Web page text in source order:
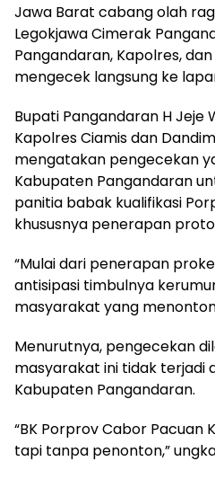
Jawa Barat cabang olah
Legokjawa Cimerak
Pangandaran, Kapolres,
mengecek langsung ke
Bupati Pangandaran H Jeje
Kapolres Ciamis dan
mengatakan pengecekan
Kabupaten Pangandaran
panitia babak kualifikasi
khususnya penerapan
“Mulai dari penerapan
antisipasi timbulnya
masyarakat yang
Menurutnya, pengecekan
masyarakat ini tidak terjadi
Kabupaten Pangandaran.
“BK Porprov Cabor Pacuan
tapi tanpa penonton,”